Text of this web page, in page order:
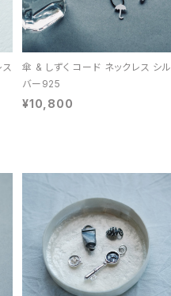
傘 & しずく コード ネックレス シル
バー925
¥10,800